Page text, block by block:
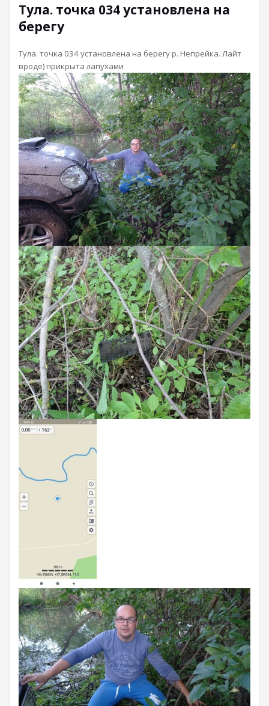
Тула. точка 034 установлена на
берегу
Тула. точка 034 установлена на берегу р. Непрейка. Лайт
вроде) прикрыта лапухами